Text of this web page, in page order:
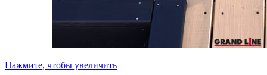
Нажмите, чтобы увеличить